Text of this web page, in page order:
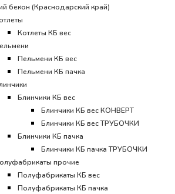
бекон (Краснодарский край)
Котлеты КБ вес
Пельмени КБ вес
Пельмени КБ пачка
Блинчики КБ вес
Блинчики КБ вес КОНВЕРТ
Блинчики КБ вес ТРУБОЧКИ
Блинчики КБ пачка
Блинчики КБ пачка ТРУБОЧКИ
прочие
Полуфабрикаты КБ вес
Полуфабрикаты КБ пачка